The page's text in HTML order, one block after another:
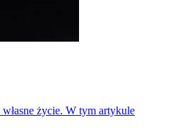
życie. W tym artykule